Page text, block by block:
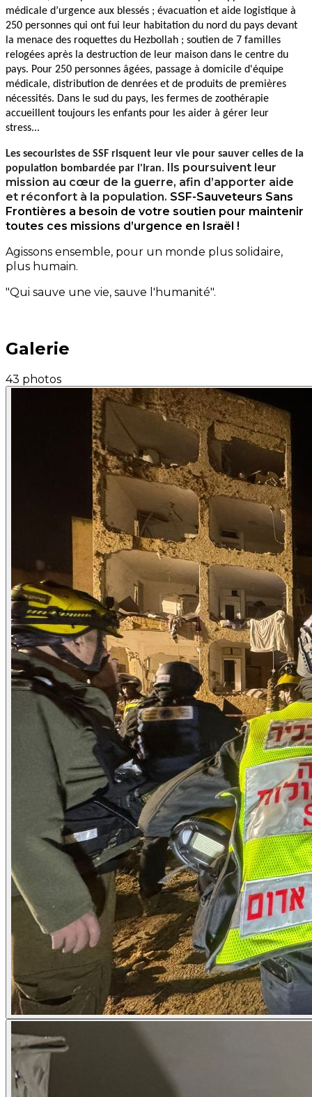
médicale d’urgence aux blessés ; évacuation et aide logistique à
250 personnes qui ont fui leur habitation du nord du pays devant
la menace des roquettes du Hezbollah ; soutien de 7 familles
relogées après la destruction de leur maison dans le centre du
pays. Pour 250 personnes âgées, passage à domicile d'équipe
médicale, distribution de denrées et de produits de premières
nécessités. Dans le sud du pays, les fermes de zoothérapie
accueillent toujours les enfants pour les aider à gérer leur
stress...
Les secouristes de SSF risquent leur vie pour sauver celles de la
population bombardée par l'Iran. Ils poursuivent leur
mission au cœur de la guerre, afin d’apporter aide
et réconfort à la population. SSF-Sauveteurs Sans
Frontières a besoin de votre soutien pour maintenir
toutes ces missions d’urgence en Israël !
Agissons ensemble, pour un monde plus solidaire,
plus humain.
"Qui sauve une vie, sauve l'humanité".
Galerie
43 photos